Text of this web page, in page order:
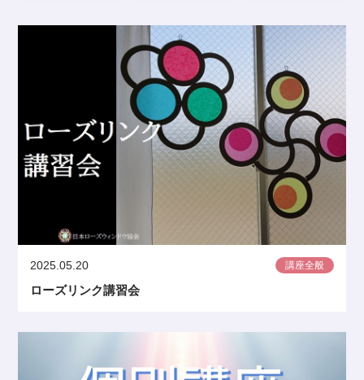
2025.05.20 講座全般
ローズリンク講習会